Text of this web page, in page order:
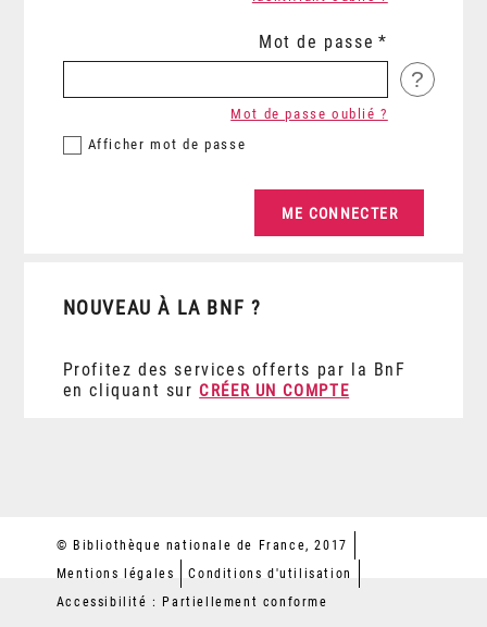
Mot de passe
?
Afficher mot de passe
Mot de passe oublié ?
NOUVEAU À LA BNF ?
Profitez des services offerts par la BnF
en cliquant sur CRÉER UN COMPTE
© Bibliothèque nationale de France, 2017
Mentions légales
Conditions d'utilisation
Accessibilité : Partiellement conforme